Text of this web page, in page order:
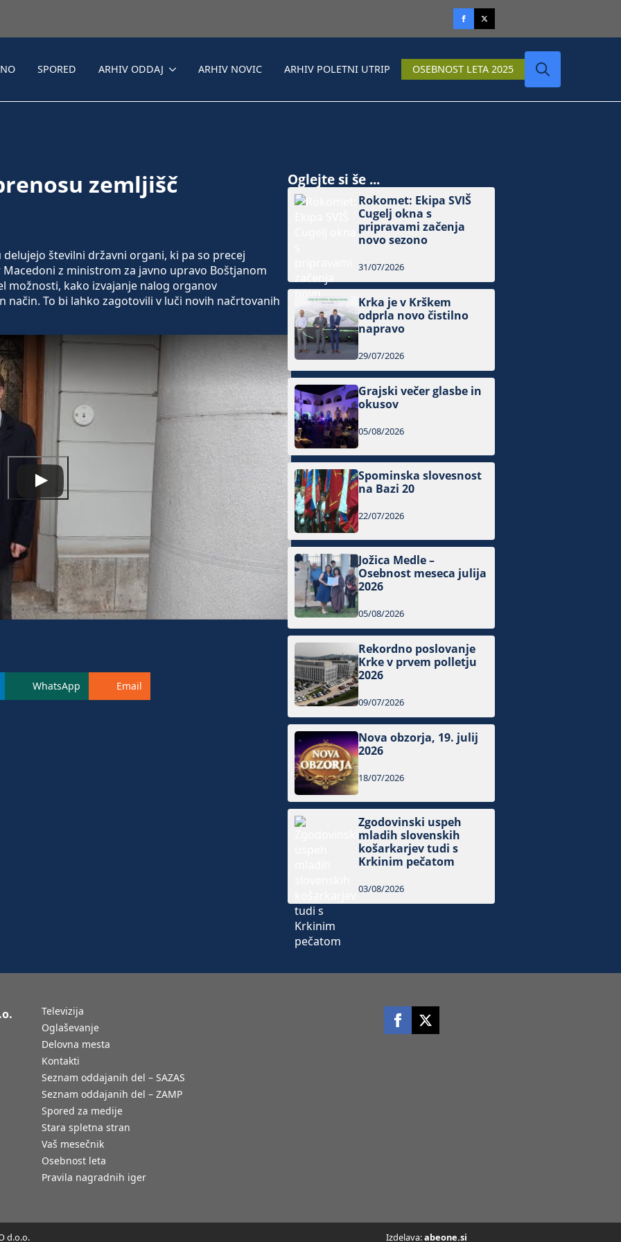
SPORED ARHIV ODDAJ ARHIV NOVIC ARHIV POLETNI UTRIP OSEBNOST LETA 2025
zemljišč
številni državni organi, ki pa so precej
z ministrom za javno upravo Boštjanom
možnosti, kako izvajanje nalog organov
To bi lahko zagotovili v luči novih načrtovanih
WhatsApp Email
Oglejte si še ...
Rokomet: Ekipa SVIŠ
Cugelj okna s
pripravami začenja
novo sezono
31/07/2026
Krka je v Krškem
odprla novo čistilno
napravo
29/07/2026
Grajski večer glasbe in
okusov
05/08/2026
Spominska slovesnost
na Bazi 20
22/07/2026
Jožica Medle –
Osebnost meseca julija
2026
05/08/2026
Rekordno poslovanje
Krke v prvem polletju
2026
09/07/2026
Nova obzorja, 19. julij
2026
18/07/2026
Zgodovinski uspeh
mladih slovenskih
košarkarjev tudi s
Krkinim pečatom
03/08/2026
Televizija
Oglaševanje
Delovna mesta
Kontakti
Seznam oddajanih del – SAZAS
Seznam oddajanih del – ZAMP
Spored za medije
Stara spletna stran
Vaš mesečnik
Osebnost leta
Pravila nagradnih iger
d.o.o. Izdelava:abeone.si